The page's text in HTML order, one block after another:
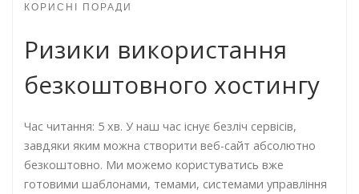
КОРИСНІ ПОРАДИ
Ризики використання
безкоштовного хостингу
Час читання: 5 хв. У наш час існує безліч сервісів,
завдяки яким можна створити веб-сайт абсолютно
безкоштовно. Ми можемо користуватись вже
готовими шаблонами, темами, системами управління